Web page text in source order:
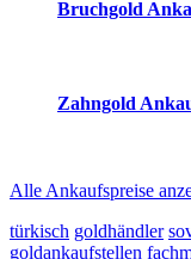
Bruchgold
Zahngold
Alle Ankaufspreise
türkisch goldhändler
goldankaufstellen